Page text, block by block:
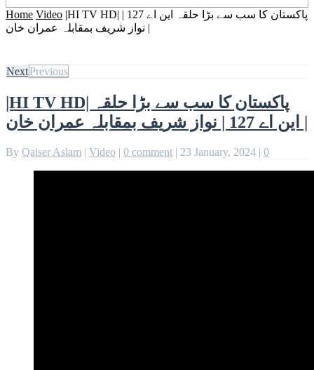
Home Video |HI TV HD| پاکستان کا سب سے بڑا حلقہ این اے 127 |
نواز شریف بمقابلہ عمران خان |
NextPrevious
|HI TV HD| پاکستان کا سب سے بڑا حلقہ
این اے 127 | نواز شریف بمقابلہ عمران خان |
By Qaiser Aslam | Video | 0 comment | 23 January, 2024 | 0